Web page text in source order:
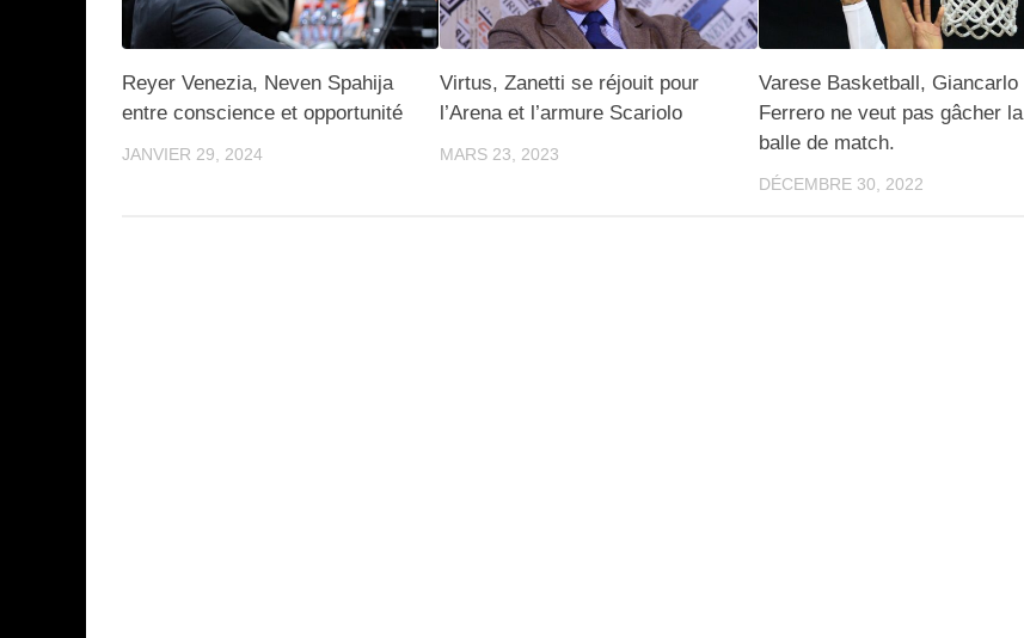
Reyer Venezia, Neven Spahija
entre conscience et opportunité
JANVIER 29, 2024
Virtus, Zanetti se réjouit pour
l’Arena et l’armure Scariolo
MARS 23, 2023
Varese Basketball, Giancarlo
Ferrero ne veut pas gâcher la
balle de match.
DÉCEMBRE 30, 2022